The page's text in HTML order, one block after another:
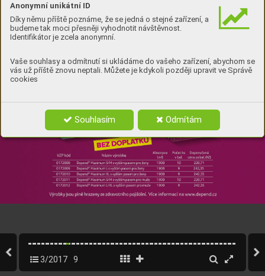
Anonymní unikátní ID
Díky němu příště poznáme, že se jedná o stejné zařízení, a
budeme tak moci přesněji vyhodnotit návštěvnost.
Identifikátor je zcela anonymní.
Vaše souhlasy a odmítnutí si ukládáme do vašeho zařízení, abychom se
vás už příště znovu neptali. Můžete je kdykoli později upravit ve Správě
cookies
Souhlasím Odmítám
3/2017 9